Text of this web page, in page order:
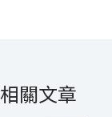
相關文章